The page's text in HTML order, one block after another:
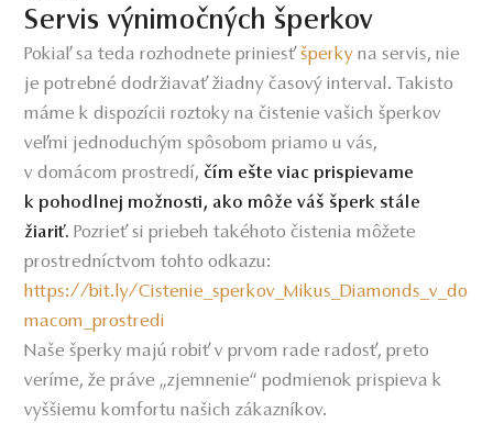
Servis výnimočných šperkov
Pokiaľ sa teda rozhodnete priniesťšperky na servis, nie
je potrebné dodržiavať žiadny časový interval. Takisto
máme k dispozícii roztoky na čistenie vašich šperkov
veľmi jednoduchým spôsobom priamo u vás,
v domácom prostredí, čím ešte viac prispievame
k pohodlnej možnosti, ako môže váš šperk stále
žiariť. Pozrieť si priebeh takéhoto čistenia môžete
prostredníctvom tohto odkazu:
https://bit.ly/Cistenie_sperkov_Mikus_Diamonds_v_do
macom_prostredi
Naše šperky majú robiť v prvom rade radosť, preto
veríme, že práve „zjemnenie“ podmienok prispieva k
vyššiemu komfortu našich zákazníkov.